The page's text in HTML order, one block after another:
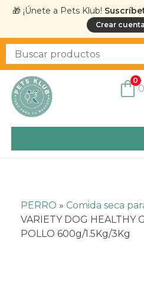
🎁 ¡Únete a Pets Klub!
Crear
0
PERRO » Comida seca
VARIETY DOG HEALTHY
POLLO 600g/1.5Kg/3Kg